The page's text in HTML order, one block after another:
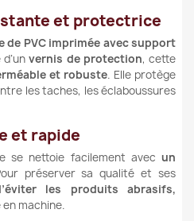
et protectrice
de PVC imprimée avec support
vernis de protection, cette
et robuste. Elle protège
les taches, les éclaboussures
et rapide
se nettoie facilement avec un
préserver sa qualité et ses
les produits abrasifs,
en machine.